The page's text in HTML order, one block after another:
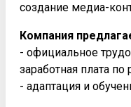
создание медиа-
Компания
- официальное
заработная плата
- адаптация и